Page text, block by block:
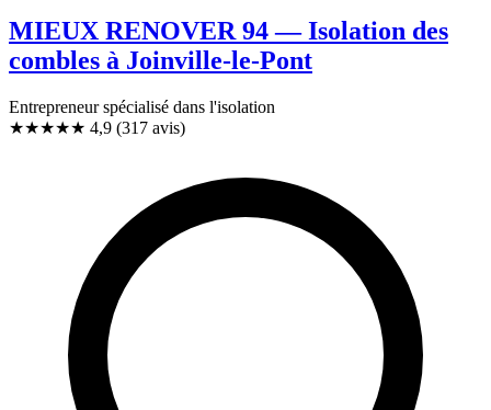
MIEUX RENOVER 94 — Isolation des
combles à Joinville-le-Pont
Entrepreneur spécialisé dans l'isolation
★★★★★ 4,9 (317 avis)